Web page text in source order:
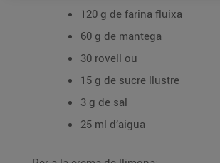
120 g de farina fluixa
60 g de mantega
30 rovell ou
15 g de sucre llustre
3 g de sal
25 ml d’aigua